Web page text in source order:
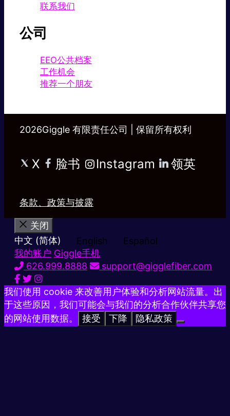
联系我们
公司
EEO公共档案
工作机会
推荐一个朋友
2026Giggle 有限责任公司 | 保留所有权利
X 脸书 Instagram 领英
条款、政策与披露
关闭
中文 (简体)
English
Español
我的账户 Giggle手机
626.999.8888
support@gigglefiber.com
我们使用 cookie 来改善用户体验和分析网站流量。出
于这些原因，我们可能会与我们的分析合作伙伴共享您
的网站使用数据。
接受 下降 隐私政策